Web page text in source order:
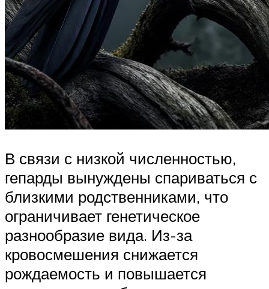
В связи с низкой численностью,
гепарды вынуждены спариваться с
близкими родственниками, что
ограничивает генетическое
разнообразие вида. Из-за
кровосмешения снижается
рождаемость и повышается